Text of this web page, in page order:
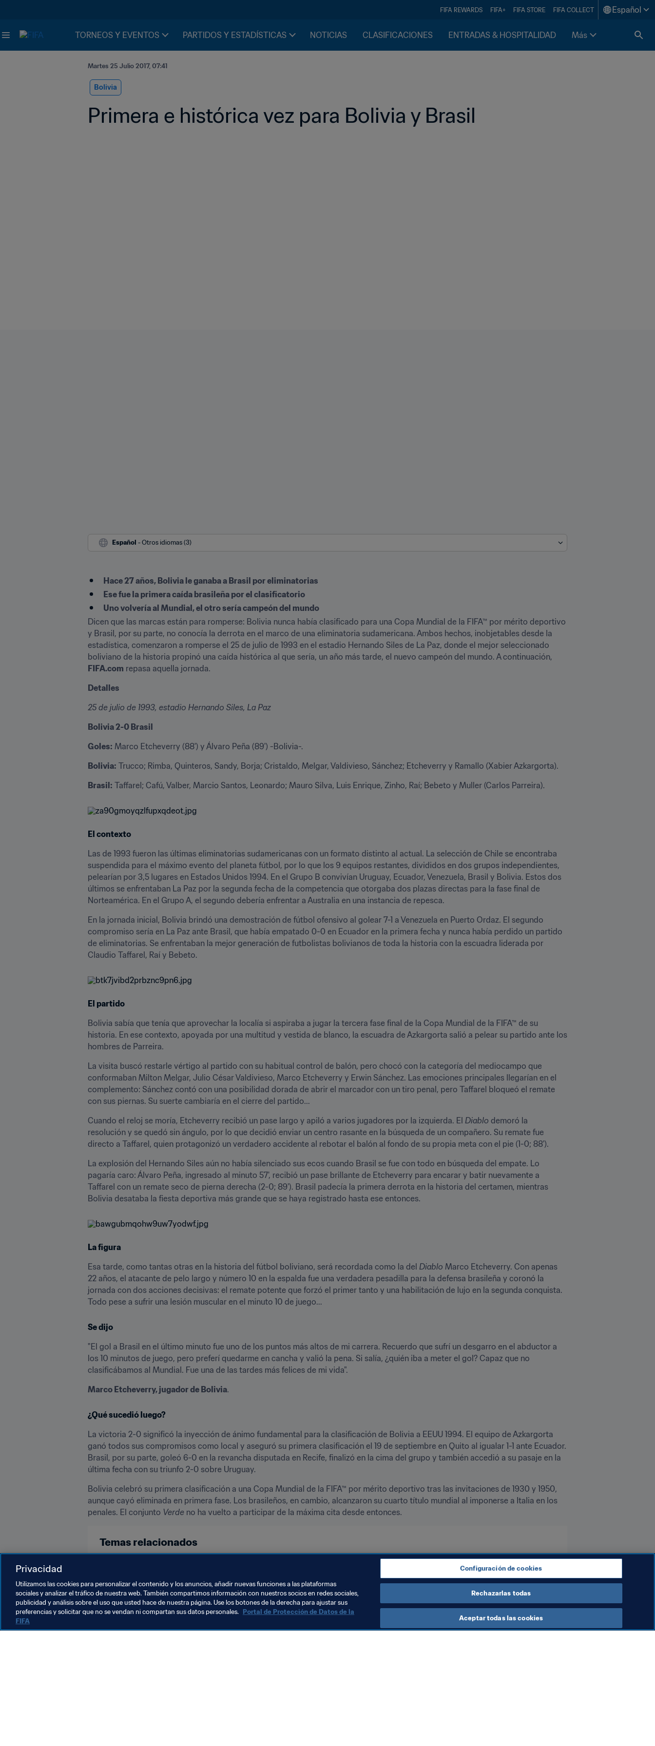
FIFA REWARDS FIFA+ FIFA STORE FIFA COLLECT Español
TORNEOS Y EVENTOS PARTIDOS Y ESTADÍSTICAS NOTICIAS CLASIFICACIONES ENTRADAS & HOSPITALIDAD Más
Martes 25 Julio 2017, 07:41
Bolivia
Primera e histórica vez para Bolivia y Brasil
Español - Otros idiomas (3)
Hace 27 años, Bolivia le ganaba a Brasil por eliminatorias
Ese fue la primera caída brasileña por el clasificatorio
Uno volvería al Mundial, el otro sería campeón del mundo
Dicen que las marcas están para romperse: Bolivia nunca había clasificado para una Copa Mundial de la FIFA™ por mérito deportivo
y Brasil, por su parte, no conocía la derrota en el marco de una eliminatoria sudamericana. Ambos hechos, inobjetables desde la
estadística, comenzaron a romperse el 25 de julio de 1993 en el estadio Hernando Siles de La Paz, donde el mejor seleccionado
FIFA.com repasa aquella jornada.
Detalles
25 de julio de 1993, estadio Hernando Siles, La Paz
Bolivia 2-0 Brasil
Goles: Marco Etcheverry (88') y Álvaro Peña (89') -Bolivia-.
Bolivia: Trucco; Rimba, Quinteros, Sandy, Borja; Cristaldo, Melgar, Valdivieso, Sánchez; Etcheverry y Ramallo (Xabier Azkargorta).
Brasil: Taffarel; Cafú, Valber, Marcio Santos, Leonardo; Mauro Silva, Luis Enrique, Zinho, Raí; Bebeto y Muller (Carlos Parreira).
El contexto
Las de 1993 fueron las últimas eliminatorias sudamericanas con un formato distinto al actual. La selección de Chile se encontraba
suspendida para el máximo evento del planeta fútbol, por lo que los 9 equipos restantes, divididos en dos grupos independientes,
pelearían por 3,5 lugares en Estados Unidos 1994. En el Grupo B convivían Uruguay, Ecuador, Venezuela, Brasil y Bolivia. Estos dos
últimos se enfrentaban La Paz por la segunda fecha de la competencia que otorgaba dos plazas directas para la fase final de
Norteamérica. En el Grupo A, el segundo debería enfrentar a Australia en una instancia de repesca.
En la jornada inicial, Bolivia brindó una demostración de fútbol ofensivo al golear 7-1 a Venezuela en Puerto Ordaz. El segundo
compromiso sería en La Paz ante Brasil, que había empatado 0-0 en Ecuador en la primera fecha y nunca había perdido un partido
de eliminatorias. Se enfrentaban la mejor generación de futbolistas bolivianos de toda la historia con la escuadra liderada por
Claudio Taffarel, Raí y Bebeto.
El partido
Bolivia sabía que tenía que aprovechar la localía si aspiraba a jugar la tercera fase final de la Copa Mundial de la FIFA™ de su
historia. En ese contexto, apoyada por una multitud y vestida de blanco, la escuadra de Azkargorta salió a pelear su partido ante los
hombres de Parreira.
La visita buscó restarle vértigo al partido con su habitual control de balón, pero chocó con la categoría del mediocampo que
conformaban Milton Melgar, Julio César Valdivieso, Marco Etcheverry y Erwin Sánchez. Las emociones principales llegarían en el
complemento: Sánchez contó con una posibilidad dorada de abrir el marcador con un tiro penal, pero Taffarel bloqueó el remate
con sus piernas. Su suerte cambiaría en el cierre del partido...
Cuando el reloj se moría, Etcheverry recibió un pase largo y apiló a varios jugadores por la izquierda. El Diablo demoró la
resolución y se quedó sin ángulo, por lo que decidió enviar un centro rasante en la búsqueda de un compañero. Su remate fue
directo a Taffarel, quien protagonizó un verdadero accidente al rebotar el balón al fondo de su propia meta con el pie (1-0; 88').
La explosión del Hernando Siles aún no había silenciado sus ecos cuando Brasil se fue con todo en búsqueda del empate. Lo
pagaría caro: Álvaro Peña, ingresado al minuto 57', recibió un pase brillante de Etcheverry para encarar y batir nuevamente a
Taffarel con un remate seco de pierna derecha (2-0; 89'). Brasil padecía la primera derrota en la historia del certamen, mientras
Bolivia desataba la fiesta deportiva más grande que se haya registrado hasta ese entonces.
La figura
Esa tarde, como tantas otras en la historia del fútbol boliviano, será recordada como la del Diablo Marco Etcheverry. Con apenas
22 años, el atacante de pelo largo y número 10 en la espalda fue una verdadera pesadilla para la defensa brasileña y coronó la
jornada con dos acciones decisivas: el remate potente que forzó el primer tanto y una habilitación de lujo en la segunda conquista.
Todo pese a sufrir una lesión muscular en el minuto 10 de juego...
Se dijo
"El gol a Brasil en el último minuto fue uno de los puntos más altos de mi carrera. Recuerdo que sufrí un desgarro en el abductor a
los 10 minutos de juego, pero preferí quedarme en cancha y valió la pena. Si salía, ¿quién iba a meter el gol? Capaz que no
clasificábamos al Mundial. Fue una de las tardes más felices de mi vida".
Marco Etcheverry, jugador de Bolivia.
¿Qué sucedió luego?
La victoria 2-0 significó la inyección de ánimo fundamental para la clasificación de Bolivia a EEUU 1994. El equipo de Azkargorta
ganó todos sus compromisos como local y aseguró su primera clasificación el 19 de septiembre en Quito al igualar 1-1 ante Ecuador.
Brasil, por su parte, goleó 6-0 en la revancha disputada en Recife, finalizó en la cima del grupo y también accedió a su pasaje en la
última fecha con su triunfo 2-0 sobre Uruguay.
Bolivia celebró su primera clasificación a una Copa Mundial de la FIFA™ por mérito deportivo tras las invitaciones de 1930 y 1950,
aunque cayó eliminada en primera fase. Los brasileños, en cambio, alcanzaron su cuarto título mundial al imponerse a Italia en los
penales. El conjunto Verde no ha vuelto a participar de la máxima cita desde entonces.
Temas relacionados
Privacidad
Utilizamos las cookies para personalizar el contenido y los anuncios, añadir nuevas funciones a las plataformas
sociales y analizar el tráfico de nuestra web. También compartimos información con nuestros socios en redes sociales,
publicidad y análisis sobre el uso que usted hace de nuestra página. Use los botones de la derecha para ajustar sus
preferencias y solicitar que no se vendan ni compartan sus datos personales. Portal de Protección de Datos de la
FIFA
Configuración de cookies
Rechazarlas todas
Aceptar todas las cookies